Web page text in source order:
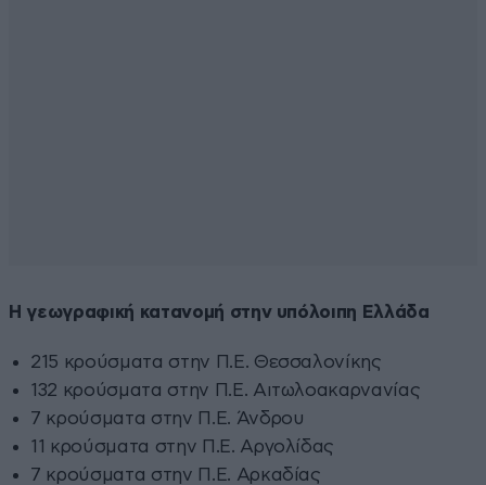
Η γεωγραφική κατανομή στην υπόλοιπη Ελλάδα
215 κρούσματα στην Π.Ε. Θεσσαλονίκης
132 κρούσματα στην Π.Ε. Αιτωλοακαρνανίας
7 κρούσματα στην Π.Ε. Άνδρου
11 κρούσματα στην Π.Ε. Αργολίδας
7 κρούσματα στην Π.Ε. Αρκαδίας